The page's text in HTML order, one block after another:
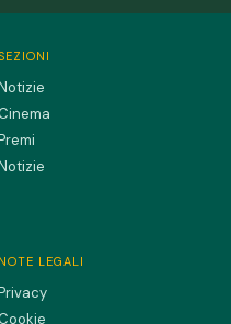
Cinema
NOTE LEGALI
Cookie